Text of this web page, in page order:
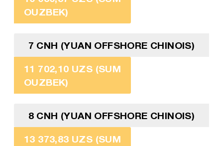
OUZBEK)
7 CNH (YUAN OFFSHORE CHINOIS)
11 702,10 UZS (SUM
OUZBEK)
8 CNH (YUAN OFFSHORE CHINOIS)
13 373,83 UZS (SUM